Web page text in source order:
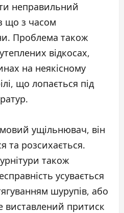
неправильний
що з часом
Проблема також
відкосах,
на неякісному
що лопається під
ущільнювач, він
та розсихається.
також
усувається
шурупів, або
притиск